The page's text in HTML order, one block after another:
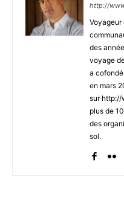
http://
Voyageur
des
voyage
a
en mars
sur http://
plus de
des
sol.